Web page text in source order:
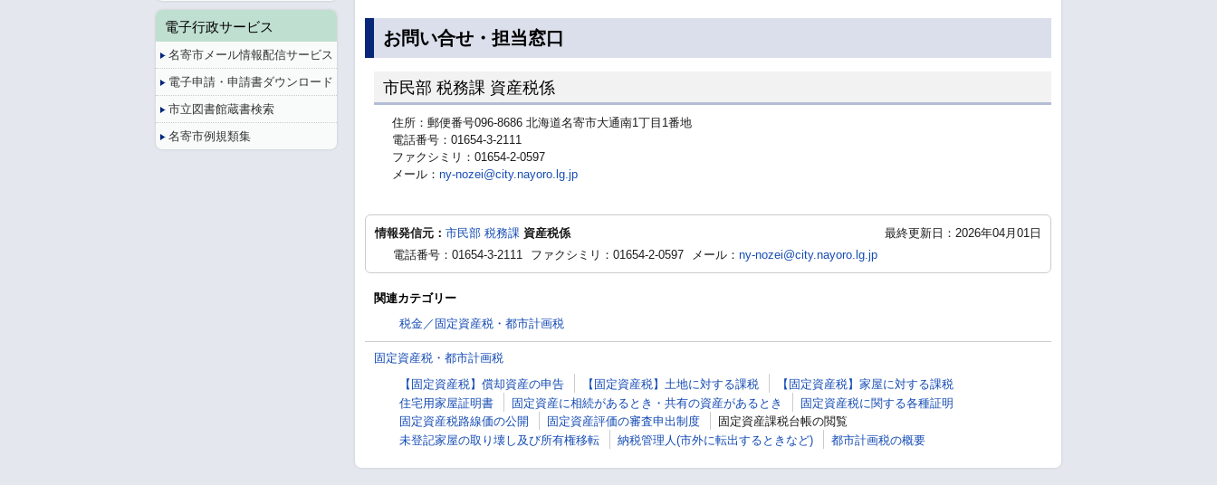
お問い合せ・担当窓口
市民部 税務課 資産税係
住所：郵便番号096-8686 北海道名寄市大通南1丁目1番地
電話番号：01654-3-2111
ファクシミリ：01654-2-0597
メール： ny-nozei@city.nayoro.lg.jp
最終更新日：2026年04月01日
情報発信元： 市民部 税務課 資産税係
電話番号：01654-3-2111
ファクシミリ：01654-2-0597 メール： ny-nozei@city.nayoro.lg.jp
関連カテゴリー
税金／固定資産税・都市計画税
固定資産税・都市計画税
【固定資産税】償却資産の申告
【固定資産税】土地に対する課税
【固定資産税】家屋に対する課税
住宅用家屋証明書
固定資産に相続があるとき・共有の資産があるとき
固定資産税に関する各種証明
固定資産税路線価の公開
固定資産評価の審査申出制度
固定資産課税台帳の閲覧
未登記家屋の取り壊し及び所有権移転
納税管理人(市外に転出するときなど) 都市計画税の概要
電子行政サービス
名寄市メール情報配信サービス
電子申請・申請書ダウンロード
市立図書館蔵書検索
名寄市例規類集